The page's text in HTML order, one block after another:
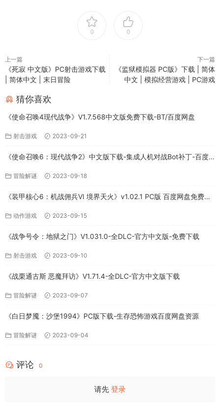
0 0
上一篇
《死寂 中文版》PC射击游戏下载
| 简体中文 | 末日冒险
下一篇
《监狱模拟器 PC版》下载 | 简体
中文 | 模拟经营游戏 | PC游戏
猜你喜欢
《使命召唤4现代战争》V1.7.568中文版免费下载-BT/百度网盘
射击游戏 2023-09-21
《使命召唤6：现代战争2》中文版下载-集成人机对战Bot补丁-百度
冒险解谜 2023-09-18
《装甲核心6：机战佣兵VI 境界天火》v1.02.1 PC版 百度网盘免费下
动作游戏 2023-09-15
《战争号令：地狱之门》V1.031.0-全DLC-官方中文版-免费下载
射击游戏 2023-09-10
《战栗通古斯 恶魔拜访》V1.71.4-全DLC-官方中文版下载
冒险解谜 2023-09-07
《白日梦魇：沙堡1994》PC版下载-生存恐怖游戏百度网盘资源
冒险解谜 2023-09-04
评论 0
请先 登录